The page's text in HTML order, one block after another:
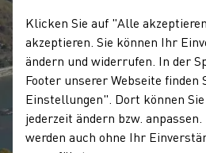
Klicken Sie auf "Alle
akzeptieren. Sie können Ihr
ändern und widerrufen. In der
Footer unserer Webseite finden
Einstellungen". Dort können
jederzeit ändern bzw.
werden auch ohne Ihr